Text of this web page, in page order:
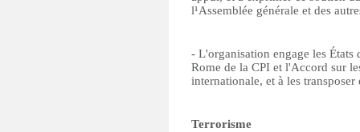
l¹Assemblée générale et des
- L'organisation engage les
Rome de la CPI et l'Accord sur
internationale, et à les
Terrorisme